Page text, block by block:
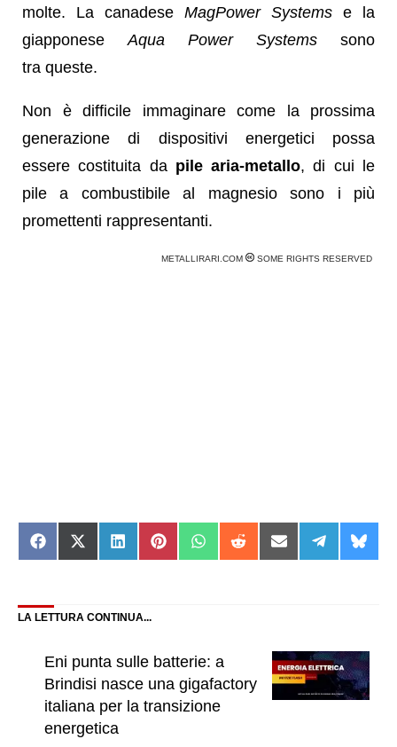
molte. La canadese MagPower Systems e la
giapponese Aqua Power Systems sono
tra queste.
Non è difficile immaginare come la prossima
generazione di dispositivi energetici possa
essere costituita da pile aria-metallo, di cui le
pile a combustibile al magnesio sono i più
promettenti rappresentanti.
METALLIRARI.COM SOME RIGHTS RESERVED
Share
on
Share
on
Share
on
Share
on
Share
on
Share
on
Share
on
Share
on
on
LA LETTURA CONTINUA...
Eni punta sulle batterie: a
Brindisi nasce una gigafactory
italiana per la transizione
energetica